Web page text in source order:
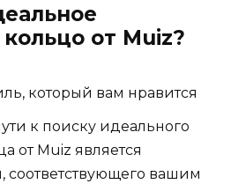
от Muiz?
который вам нравится
к поиску идеального
от Muiz является
соответствующего вашим